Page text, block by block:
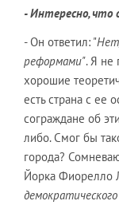
- Интересно, что
- Он ответил: "
реформами". Я не
хорошие
есть страна с ее
сограждане об
либо. Смог бы
города?
Йорка Фиорелло